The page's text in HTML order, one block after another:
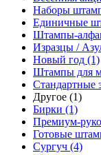
Наборы
Единичные
Штампы-
Изразцы /
Новый год (1)
Штампы для
Стандартные
Другое (1)
Бирки (1)
Премиум-
Готовые
Сургуч (4)